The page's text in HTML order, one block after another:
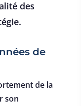
des
de
de la
son